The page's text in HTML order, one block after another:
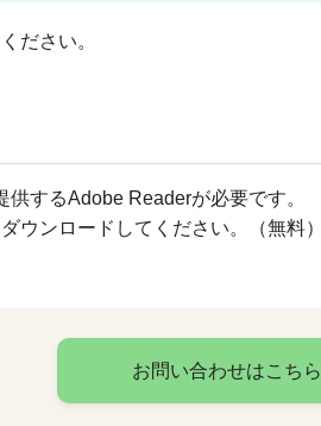
ださい。
するAdobe Readerが必要です。
ウンロードしてください。（無料）
お問い合わせはこちら